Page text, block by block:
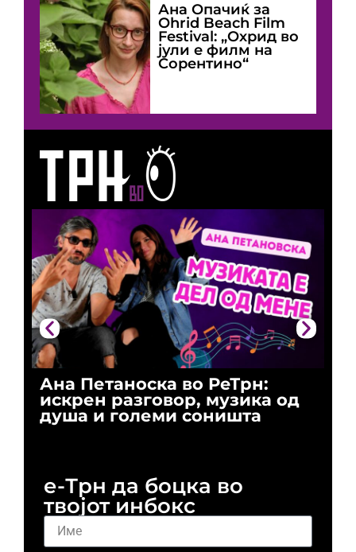
Ана Петаноска во РеТрн:
искрен разговор, музика од
душа и големи соништа
Ана Опачиќ за
Оhrid Beach Film
Festival: „Охрид во
јули е филм на
Сорентино“
е-Трн да боцка во
твојот инбокс